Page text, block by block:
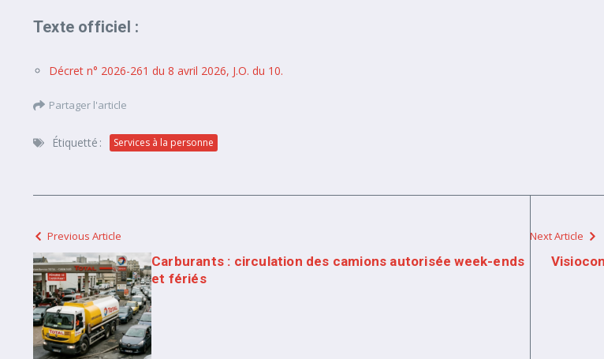
Texte officiel :
Décret n° 2026-261 du 8 avril 2026, J.O. du 10.
Partager l'article
Étiquetté : Services à la personne
Previous Article
Carburants : circulation des camions autorisée week-ends
et fériés
Next Article